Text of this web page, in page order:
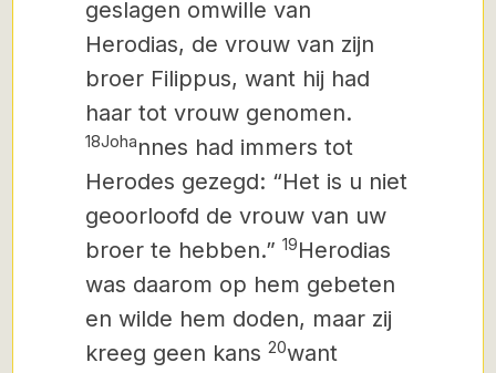
geslagen omwille van
Herodias, de vrouw van zijn
broer Filippus, want hij had
haar tot vrouw genomen.
18Johannes had immers tot
Herodes gezegd: “Het is u niet
geoorloofd de vrouw van uw
broer te hebben.” 19Herodias
was daarom op hem gebeten
en wilde hem doden, maar zij
kreeg geen kans 20want